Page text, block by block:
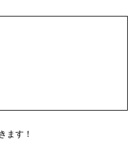
ます！